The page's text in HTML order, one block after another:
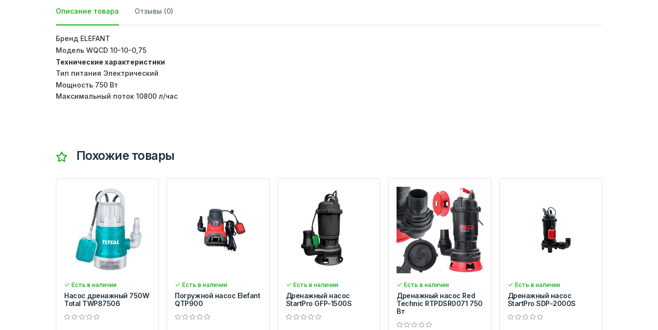
Описание товара Отзывы (0)
Бренд ELEFANT
Модель WQCD 10-10-0,75
Технические характеристики
Тип питания Электрический
Мощность 750 Вт
Максимальный поток 10800 л/час
Похожие товары
Есть в наличии
Насос дренажный 750W
Total TWP87506
Есть в наличии
Погружной насос Elefant
QTP900
Есть в наличии
Дренажный насос
StartPro GFP-1500S
Есть в наличии
Дренажный насос Red
Technic RTPDSR0071 750
Вт
Есть в наличии
Дренажный насос
StartPro SDP-2000S